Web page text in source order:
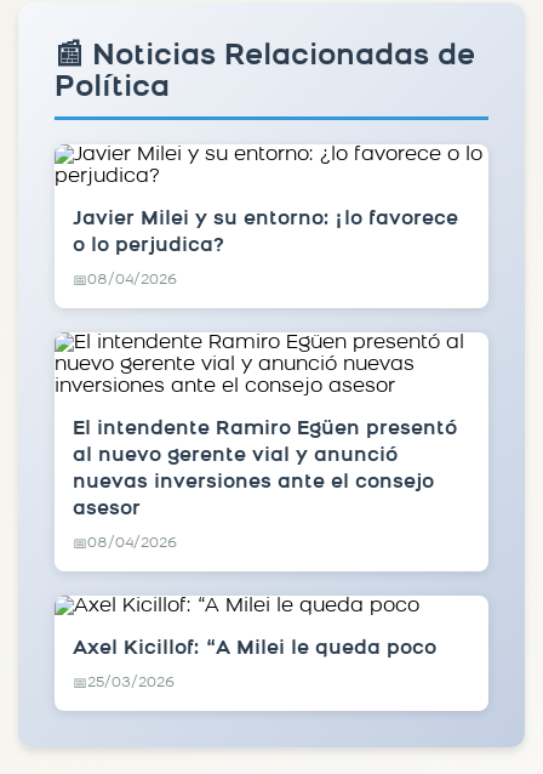
📰 Noticias Relacionadas de
Política
Javier Milei y su entorno: ¿lo favorece
o lo perjudica?
📅08/04/2026
El intendente Ramiro Egüen presentó
al nuevo gerente vial y anunció
nuevas inversiones ante el consejo
asesor
📅08/04/2026
Axel Kicillof: “A Milei le queda poco
📅25/03/2026